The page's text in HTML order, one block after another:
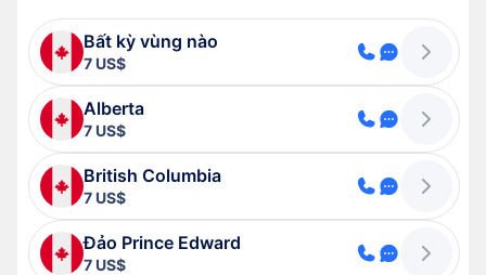
Bất kỳ vùng nào
7 US$
Alberta
7 US$
British Columbia
7 US$
Đảo Prince Edward
7 US$